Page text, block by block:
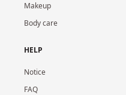
Makeup
Body care
HELP
Notice
FAQ